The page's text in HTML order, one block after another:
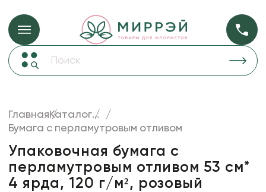
Упаковка для цветов и подарков Упаковка для
прозрачная
Коробки для цветов
Декор для дома
Лента
Товары для флористов
ГлавнаяКаталог...
Бумага с перламутровым отливом
Упаковочная бумага с
перламутровым отливом 53 см*
4 ярда, 120 г/м², розовый